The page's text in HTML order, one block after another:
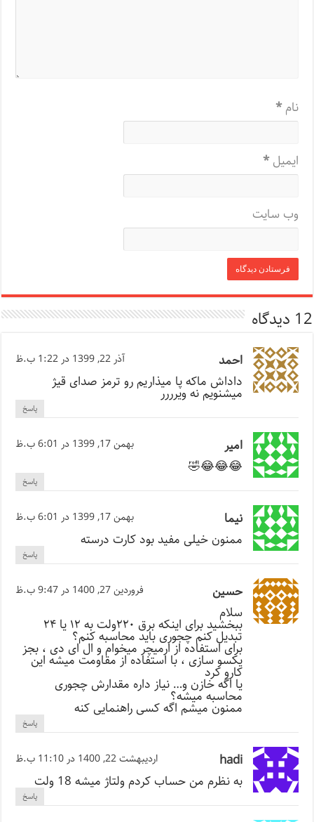
نام*
ایمیل*
وب‌ سایت
12 دیدگاه
احمد آذر 22, 1399 در 1:22 ب.ظ
داداش ماکه پا میذاریم رو ترمز صدای قیژ
میشنویم نه ویرررر
پاسخ
امیر بهمن 17, 1399 در 6:01 ب.ظ
😂😂😂🤣
پاسخ
نیما بهمن 17, 1399 در 6:01 ب.ظ
ممنون خیلی مفید بود کارت درسته
پاسخ
حسین فروردین 27, 1400 در 9:47 ب.ظ
سلام
ببخشید برای اینکه برق ۲۲۰ولت به ۱۲ یا ۲۴
تبدیل کنم چجوری باید محاسبه کنم؟
برای استفاده از ارمیچر میخوام و ال ای دی ، بجز
یکسو سازی ، با استفاده از مقاومت میشه این
کارو کرد
یا اگه خازن و… نیاز داره مقدارش چجوری
محاسبه میشه؟
ممنون میشم اگه کسی راهنمایی کنه
پاسخ
hadi اردیبهشت 22, 1400 در 11:10 ب.ظ
به نظرم من حساب کردم ولتاژ میشه 18 ولت
پاسخ